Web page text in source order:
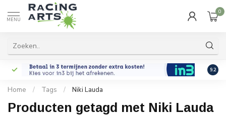
MENU
0
9.2
Home / Tags / Niki Lauda
Producten getagd met Niki Lauda